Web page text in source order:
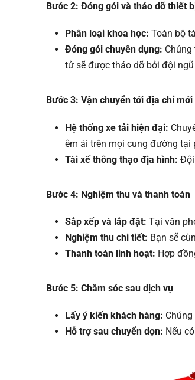
Bước 2: Đóng gói và tháo dỡ thiết
Phân loại khoa học: Toàn bộ
Đóng gói chuyên dụng:
tử sẽ được tháo dỡ bởi đội
Bước 3: Vận chuyển tới địa chỉ mới
Hệ thống xe tải hiện đại:
êm ái trên mọi cung đường tại
Tài xế thông thạo địa hình: Đội
Bước 4: Nghiệm thu và thanh toán
Sắp xếp và lắp đặt: Tại văn
Nghiệm thu chi tiết: Bạn sẽ
Thanh toán linh hoạt: Hợp
Bước 5: Chăm sóc sau dịch vụ
Lấy ý kiến khách hàng:
Hỗ trợ sau chuyển dọn: Nếu